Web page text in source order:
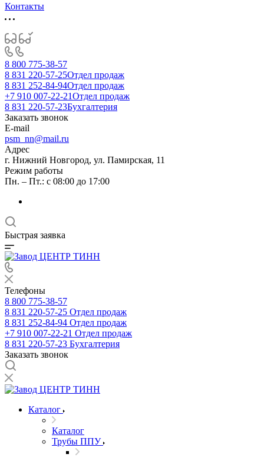
Контакты
8 800 775-38-57
8 831 220-57-25Отдел продаж
8 831 252-84-94Отдел продаж
+7 910 007-22-21Отдел продаж
8 831 220-57-23Бухгалтерия
Заказать звонок
E-mail
psm_nn@mail.ru
Адрес
г. Нижний Новгород, ул. Памирская, 11
Режим работы
Пн. – Пт.: с 08:00 до 17:00
Быстрая заявка
Телефоны
8 800 775-38-57
8 831 220-57-25 Отдел продаж
8 831 252-84-94 Отдел продаж
+7 910 007-22-21 Отдел продаж
8 831 220-57-23 Бухгалтерия
Заказать звонок
Каталог
Каталог
Трубы ППУ